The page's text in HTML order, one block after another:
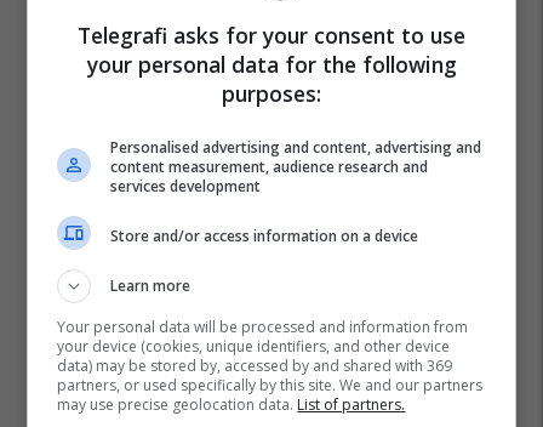
Telegrafi asks for your consent to use
your personal data for the following
purposes:
Personalised advertising and content, advertising and
content measurement, audience research and
services development
Store and/or access information on a device
Learn more
Your personal data will be processed and information from
your device (cookies, unique identifiers, and other device
data) may be stored by, accessed by and shared with 369
partners, or used specifically by this site. We and our partners
may use precise geolocation data. List of partners.